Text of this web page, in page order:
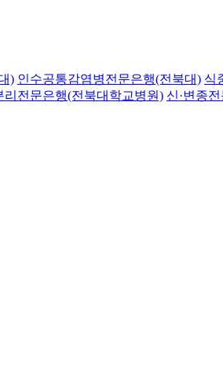
) 인수공통감염병전문은행(전북대) 식
리전문은행(전북대학교병원) 신·변종